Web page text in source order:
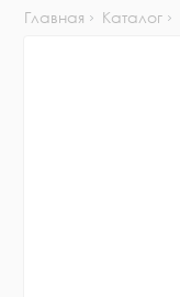
Главная Каталог